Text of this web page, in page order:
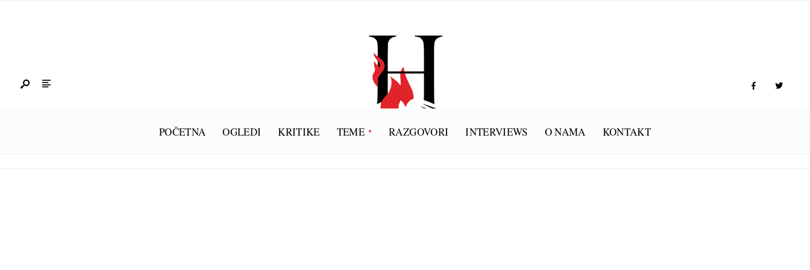
POČETNA OGLEDI KRITIKE TEME RAZGOVORI INTERVIEWS O NAMA KONTAKT